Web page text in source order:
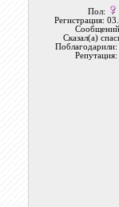
Пол:
Регистрация:
Сказал(а)
Поблагодарили:
Репутация: